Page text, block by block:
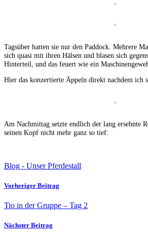
Tagsüber hatten sie nur den Paddock. Mehrere
sich quasi mit ihren Hälsen und blasen sich
Hinterteil, und das feuert wie ein
Hier das konzertierte Äppeln direkt nachdem ich
Am Nachmittag setzte endlich der lang ersehnte
seinen Kopf nicht mehr ganz so tief:
Blog - Unser Pferdestall
Vorheriger Beitrag
Tio in der Gruppe – Tag 2
Nächster Beitrag